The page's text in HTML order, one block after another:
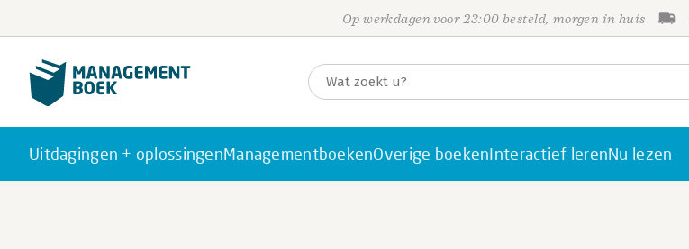
Op werkdagen voor 23:00 besteld, morgen in huis
Uitdagingen + oplossingenManagementboekenOverige boekenInteractief lerenNu lezen